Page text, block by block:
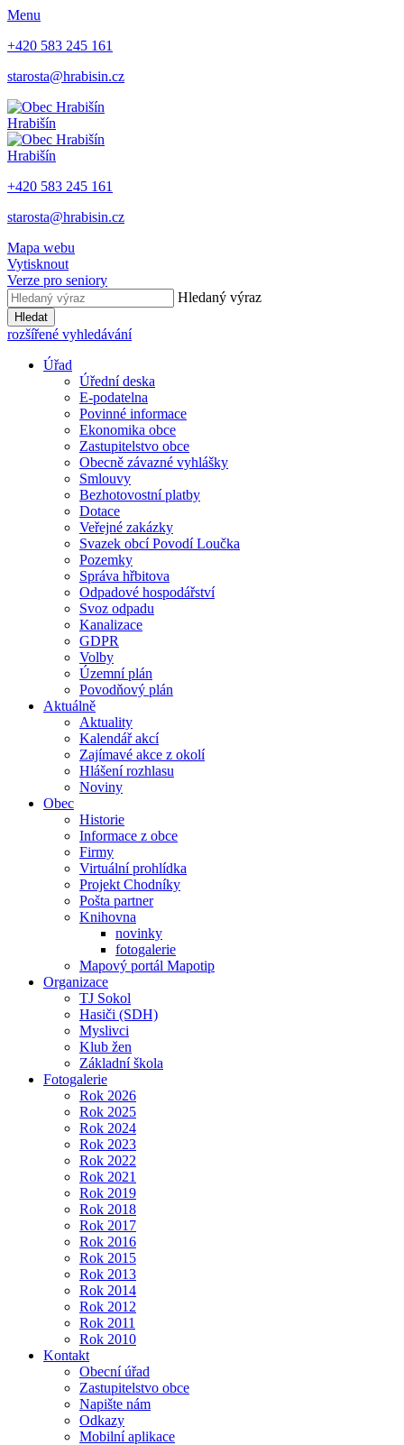
Menu
+420 583 245 161
starosta@hrabisin.cz
Hrabišín
Hrabišín
+420 583 245 161
starosta@hrabisin.cz
Mapa webu
Vytisknout
Verze pro seniory
Hledaný výraz
Hledat
rozšířené vyhledávání
Úřad
Úřední deska
E-podatelna
Povinné informace
Ekonomika obce
Zastupitelstvo obce
Obecně závazné vyhlášky
Smlouvy
Bezhotovostní platby
Dotace
Veřejné zakázky
Svazek obcí Povodí Loučka
Pozemky
Správa hřbitova
Odpadové hospodářství
Svoz odpadu
Kanalizace
GDPR
Volby
Územní plán
Povodňový plán
Aktuálně
Aktuality
Kalendář akcí
Zajímavé akce z okolí
Hlášení rozhlasu
Noviny
Obec
Historie
Informace z obce
Firmy
Virtuální prohlídka
Projekt Chodníky
Pošta partner
Knihovna
novinky
fotogalerie
Mapový portál Mapotip
Organizace
TJ Sokol
Hasiči (SDH)
Myslivci
Klub žen
Základní škola
Fotogalerie
Rok 2026
Rok 2025
Rok 2024
Rok 2023
Rok 2022
Rok 2021
Rok 2019
Rok 2018
Rok 2017
Rok 2016
Rok 2015
Rok 2013
Rok 2014
Rok 2012
Rok 2011
Rok 2010
Kontakt
Obecní úřad
Zastupitelstvo obce
Napište nám
Odkazy
Mobilní aplikace